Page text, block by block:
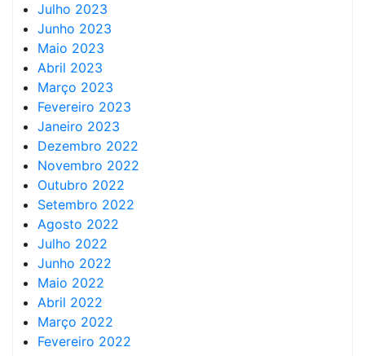
Julho 2023
Junho 2023
Maio 2023
Abril 2023
Março 2023
Fevereiro 2023
Janeiro 2023
Dezembro 2022
Novembro 2022
Outubro 2022
Setembro 2022
Agosto 2022
Julho 2022
Junho 2022
Maio 2022
Abril 2022
Março 2022
Fevereiro 2022